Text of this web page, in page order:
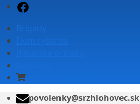
Skip
content
Facebook
Brigády
Dom rybárov
povolenky@srzhlohovec.sk